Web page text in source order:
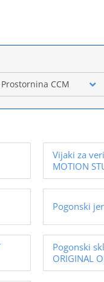
Prostornina CCM
Vijaki za
MOTION
Pogonski
Pogonski
ORIGINAL